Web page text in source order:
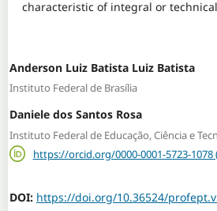
characteristic of integral or
Anderson Luiz Batista Luiz Batista
Instituto Federal de Brasília
Daniele dos Santos Rosa
Instituto Federal de Educação, Ciência e
https://orcid.org/0000-0001-5723-
DOI: https://doi.org/10.36524/